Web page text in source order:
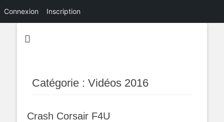
Connexion Inscription
Catégorie : Vidéos 2016
Crash Corsair F4U